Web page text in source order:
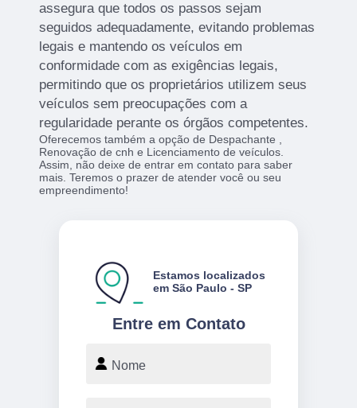
assegura que todos os passos sejam
seguidos adequadamente, evitando problemas
legais e mantendo os veículos em
conformidade com as exigências legais,
permitindo que os proprietários utilizem seus
veículos sem preocupações com a
regularidade perante os órgãos competentes.
Oferecemos também a opção de Despachante ,
Renovação de cnh e Licenciamento de veículos.
Assim, não deixe de entrar em contato para saber
mais. Teremos o prazer de atender você ou seu
empreendimento!
Entre em Contato
Estamos localizados
em São Paulo - SP